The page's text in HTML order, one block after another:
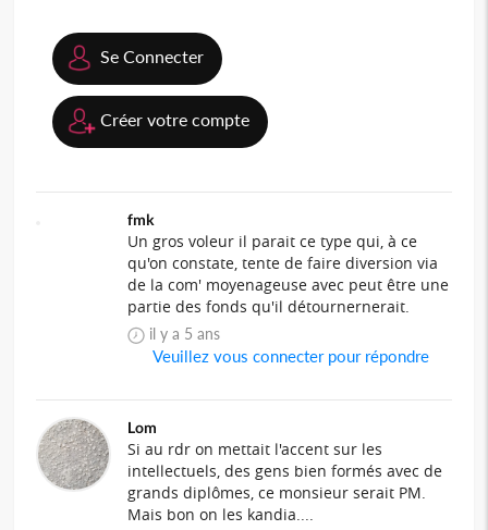
Se Connecter
Créer votre compte
fmk
Un gros voleur il parait ce type qui, à ce
qu'on constate, tente de faire diversion via
de la com' moyenageuse avec peut être une
partie des fonds qu'il détournernerait.
il y a 5 ans
Veuillez vous connecter pour répondre
Lom
Si au rdr on mettait l'accent sur les
intellectuels, des gens bien formés avec de
grands diplômes, ce monsieur serait PM.
Mais bon on les kandia....